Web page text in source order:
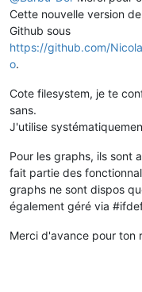
Cette nouvelle version
Github sous
https://github.com/
o.
Cote filesystem, je te
sans.
J'utilise
Pour les graphs, ils sont
fait partie des
graphs ne sont dispos
également géré via #ifdef
Merci d'avance pour ton